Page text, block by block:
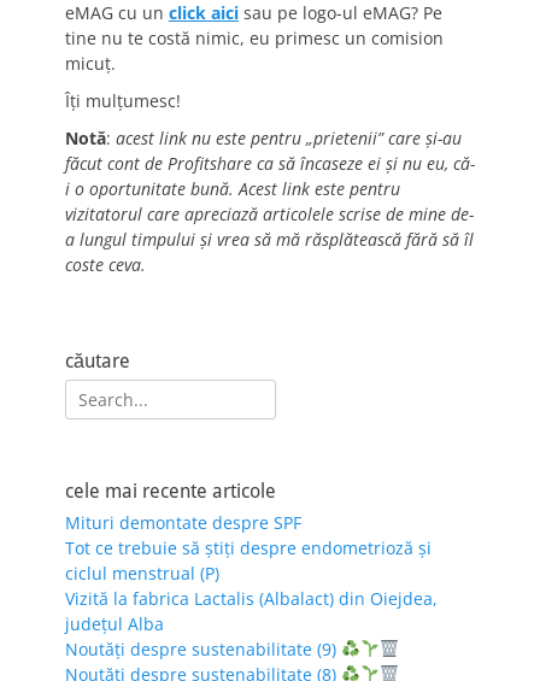
eMAG cu un click aici sau pe logo-ul eMAG? Pe
tine nu te costă nimic, eu primesc un comision
micuț.
Îți mulțumesc!
Notă: acest link nu este pentru „prietenii” care și-au
făcut cont de Profitshare ca să încaseze ei și nu eu, că-
i o oportunitate bună. Acest link este pentru
vizitatorul care apreciază articolele scrise de mine de-
a lungul timpului și vrea să mă răsplătească fără să îl
coste ceva.
căutare
Search
for:
cele mai recente articole
Mituri demontate despre SPF
Tot ce trebuie să știți despre endometrioză și
ciclul menstrual (P)
Vizită la fabrica Lactalis (Albalact) din Oiejdea,
județul Alba
Noutăți despre sustenabilitate (9)
Noutăți despre sustenabilitate (8)